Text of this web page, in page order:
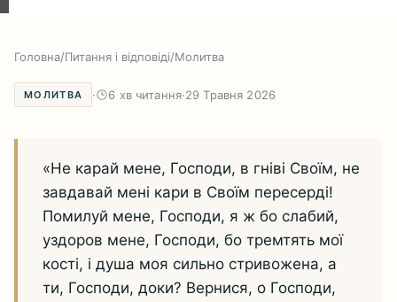
Головна/Питання і відповіді/Молитва
МОЛИТВА · 6 хв читання·29 Травня 2026
«Не карай мене, Господи, в гніві Своїм, не
завдавай мені кари в Своїм пересерді!
Помилуй мене, Господи, я ж бо слабий,
уздоров мене, Господи, бо тремтять мої
кості, і душа моя сильно стривожена, а
ти, Господи, доки? Вернися, о Господи,